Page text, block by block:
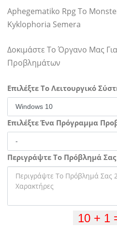
Aphegematiko Rpg To
Kyklophoria Semera
Δοκιμάστε Το Όργανο Μας
Προβλημάτων
Επιλέξτε Το Λειτουργικό
Επιλέξτε Ένα Πρόγραμμα
Περιγράψτε Το Πρόβλημά Σας